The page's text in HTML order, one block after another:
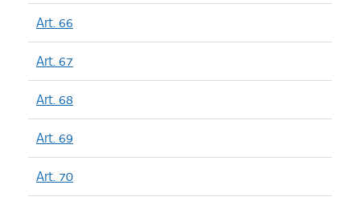
Art. 66
Art. 67
Art. 68
Art. 69
Art. 70